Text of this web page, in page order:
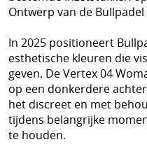
Ontwerp van de Bullpadel
In 2025 positioneert
esthetische kleuren die
geven. De Vertex 04
op een donkerdere
het discreet en met
tijdens belangrijke
te houden.